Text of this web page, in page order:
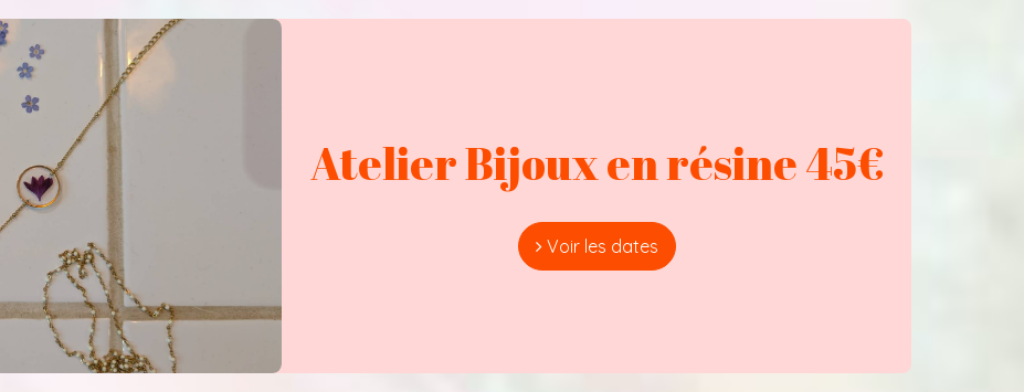
Atelier Bijoux en résine 45€
Voir les dates